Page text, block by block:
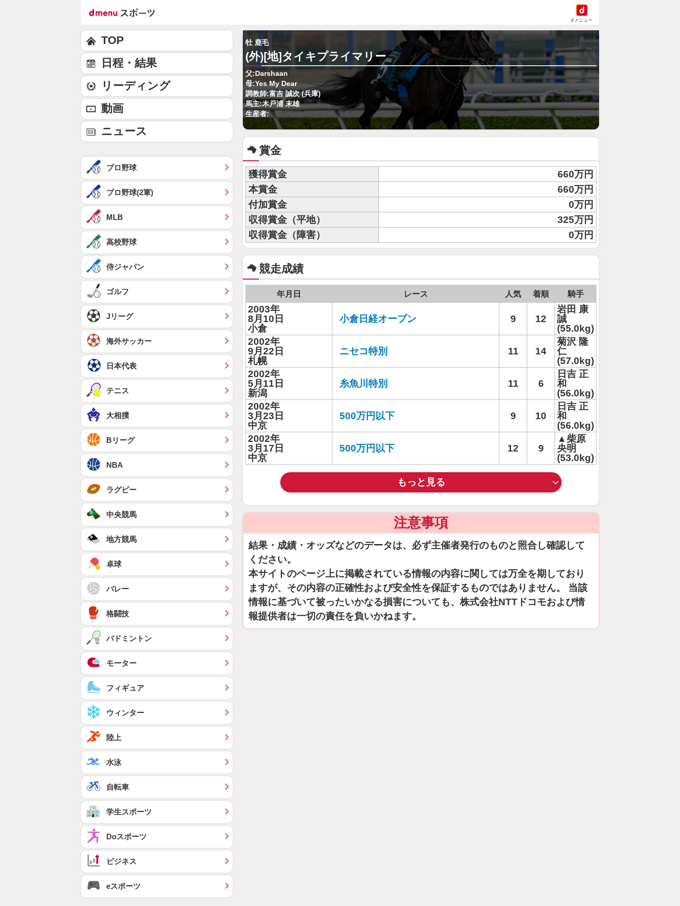
dメニュー
牡 鹿毛
(外)[地]タイキプライマリー
父:Darshaan
母:Yes My Dear
調教師:富吉 誠次 (兵庫)
馬主:木戸浦 末雄
生産者:
賞金
獲得賞金
660万円
本賞金
660万円
付加賞金
0万円
収得賞金（平地）
325万円
収得賞金（障害）
0万円
競走成績
年月日 レース 人気 着順 騎手
2003年
8月10日
小倉
小倉日経オープン 9 12
岩田 康
誠
(55.0kg)
2002年
9月22日
札幌
ニセコ特別 11 14
菊沢 隆
仁
(57.0kg)
2002年
5月11日
新潟
糸魚川特別 11 6
日吉 正
和
(56.0kg)
2002年
3月23日
中京
500万円以下 9 10
日吉 正
和
(56.0kg)
2002年
3月17日
中京
500万円以下 12 9
▲柴原
央明
(53.0kg)
もっと見る
注意事項
結果・成績・オッズなどのデータは、必ず主催者発行のものと照合し確認して
ください。
本サイトのページ上に掲載されている情報の内容に関しては万全を期しており
ますが、その内容の正確性および安全性を保証するものではありません。 当該
情報に基づいて被ったいかなる損害についても、株式会社NTTドコモおよび情
報提供者は一切の責任を負いかねます。
TOP
日程・結果
リーディング
動画
ニュース
プロ野球
プロ野球(2軍)
MLB
高校野球
侍ジャパン
ゴルフ
Jリーグ
海外サッカー
日本代表
テニス
大相撲
Bリーグ
NBA
ラグビー
中央競馬
地方競馬
卓球
バレー
格闘技
バドミントン
モーター
フィギュア
ウィンター
陸上
水泳
自転車
学生スポーツ
Doスポーツ
ビジネス
eスポーツ